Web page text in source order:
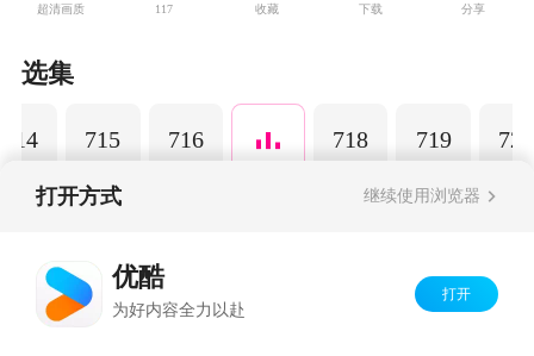
超清画质 117 收藏 下载 分享
选集
714 715 716 718 719 720
打开方式 继续使用浏览器
优酷
为好内容全力以赴
打开